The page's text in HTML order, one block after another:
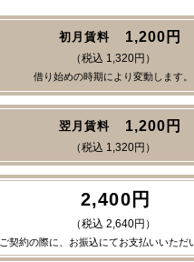
初月賃料 1,200円
（税込 1,320円）
借り始めの時期により変動します。
翌月賃料 1,200円
（税込 1,320円）
2,400円
（税込 2,640円）
ご契約の際に、お振込にてお支払いいただ